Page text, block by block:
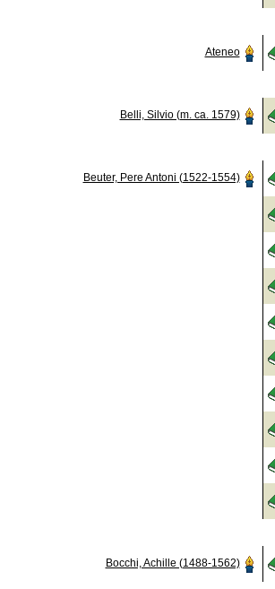
Ateneo
Belli, Silvio (m. ca. 1579)
Beuter, Pere Antoni (1522-1554)
Bocchi, Achille (1488-1562)